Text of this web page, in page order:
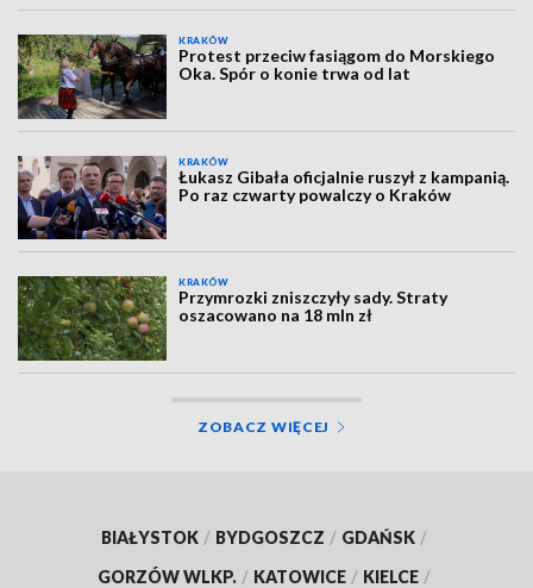
KRAKÓW
Protest przeciw fasiągom do Morskiego
Oka. Spór o konie trwa od lat
KRAKÓW
Łukasz Gibała oficjalnie ruszył z kampanią.
Po raz czwarty powalczy o Kraków
KRAKÓW
Przymrozki zniszczyły sady. Straty
oszacowano na 18 mln zł
ZOBACZ WIĘCEJ
BIAŁYSTOK / BYDGOSZCZ / GDAŃSK /
GORZÓW WLKP. / KATOWICE / KIELCE /